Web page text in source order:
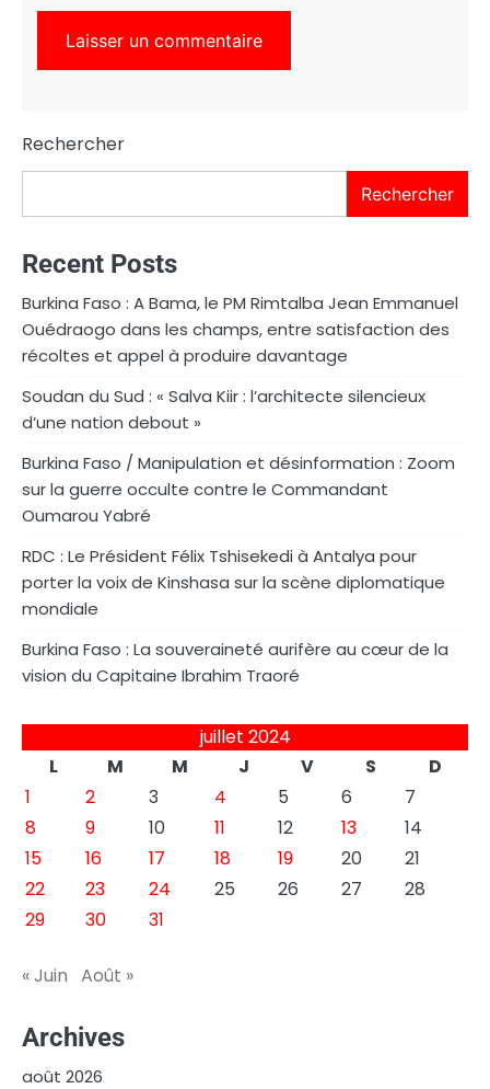
Rechercher
Rechercher
Recent Posts
Burkina Faso : A Bama, le PM Rimtalba Jean Emmanuel
Ouédraogo dans les champs, entre satisfaction des
récoltes et appel à produire davantage
Soudan du Sud : « Salva Kiir : l’architecte silencieux
d’une nation debout »
Burkina Faso / Manipulation et désinformation : Zoom
sur la guerre occulte contre le Commandant
Oumarou Yabré
RDC : Le Président Félix Tshisekedi à Antalya pour
porter la voix de Kinshasa sur la scène diplomatique
mondiale
Burkina Faso : La souveraineté aurifère au cœur de la
vision du Capitaine Ibrahim Traoré
juillet 2024
L
M M J V S
D
1
2 3 4 5 6
7
8
9 10 11 12 13
14
15
16 17 18 19 20
21
22
23 24 25 26 27
28
29
30 31
« Juin Août »
Archives
août 2026